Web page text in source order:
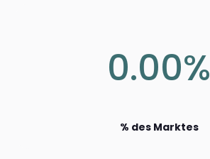
0.00%
% des Marktes